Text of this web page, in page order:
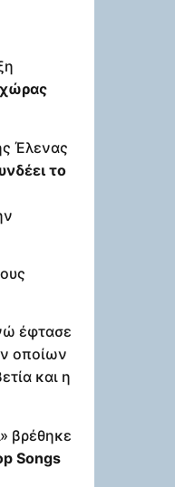
Έλενας
υνδέει το
έφτασε
οποίων
και η
βρέθηκε
Songs